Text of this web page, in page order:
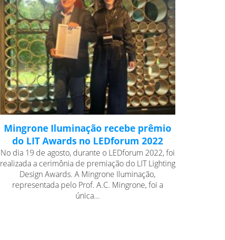
Mingrone Iluminação recebe prêmio
do LIT Awards no LEDforum 2022
No dia 19 de agosto, durante o LEDforum 2022, foi
realizada a cerimônia de premiação do LIT Lighting
Design Awards. A Mingrone Iluminação,
representada pelo Prof. A.C. Mingrone, foi a
única...